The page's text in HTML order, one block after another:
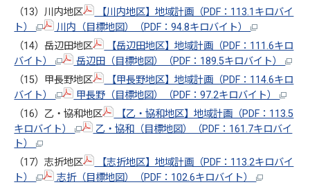
（13）川内地区
【川内地区】地域計画（PDF：113.1キロバイ
ト）
川内（目標地図）（PDF：94.8キロバイト）
（14）岳辺田地区
【岳辺田地区】地域計画（PDF：111.6キロ
バイト）
岳辺田（目標地図）（PDF：189.5キロバイト）
（15）甲長野地区
【甲長野地区】地域計画（PDF：114.6キロ
バイト）
甲長野（目標地図）（PDF：97.2キロバイト）
（16）乙・協和地区
【乙・協和地区】地域計画（PDF：113.5
キロバイト）
乙・協和（目標地図）（PDF：161.7キロバイ
ト）
（17）志折地区
【志折地区】地域計画（PDF：113.2キロバイ
ト）
志折（目標地図）（PDF：102.6キロバイト）